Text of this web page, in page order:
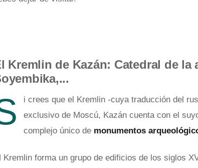
Kremlin de Kazán: Catedral de la
i crees que el Kremlin -cuya traducción del
exclusivo de Moscú, Kazán cuenta con el
complejo único de monumentos
Kremlin forma un grupo de edificios de los siglos